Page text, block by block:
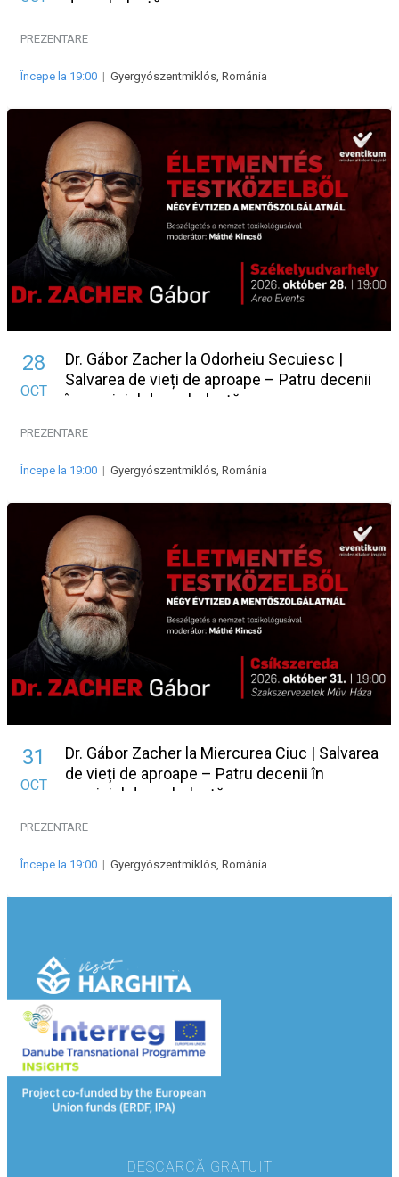
de ambulanță
PREZENTARE
Începe la 19:00 | Gyergyószentmiklós, Románia
28
OCT
Dr. Gábor Zacher la Odorheiu Secuiesc |
Salvarea de vieți de aproape – Patru decenii
în serviciul de ambulanță
PREZENTARE
Începe la 19:00 | Gyergyószentmiklós, Románia
31
OCT
Dr. Gábor Zacher la Miercurea Ciuc | Salvarea
de vieți de aproape – Patru decenii în
serviciul de ambulanță
PREZENTARE
Începe la 19:00 | Gyergyószentmiklós, Románia
DESCARCĂ GRATUIT